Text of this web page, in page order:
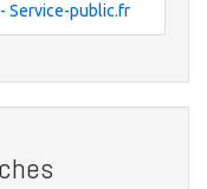
Service-public.fr